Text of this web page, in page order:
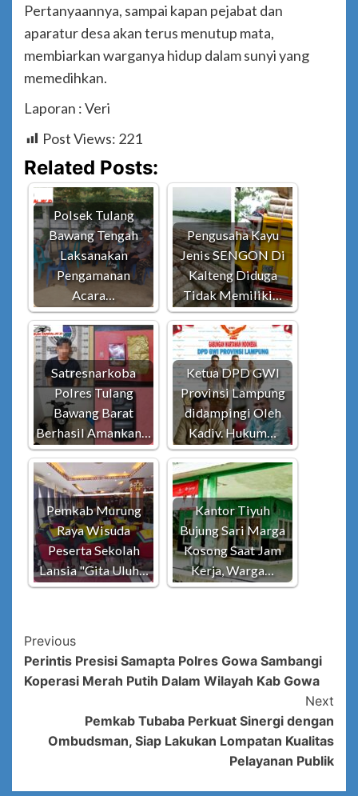
Pertanyaannya, sampai kapan pejabat dan
aparatur desa akan terus menutup mata,
membiarkan warganya hidup dalam sunyi yang
memedihkan.
Laporan : Veri
Post Views: 221
Related Posts:
Polsek Tulang
Bawang Tengah
Laksanakan
Pengamanan
Acara…
Pengusaha Kayu
Jenis SENGON Di
Kalteng Diduga
Tidak Memiliki…
Satresnarkoba
Polres Tulang
Bawang Barat
Berhasil Amankan…
Ketua DPD GWI
Provinsi Lampung
didampingi Oleh
Kadiv. Hukum…
Pemkab Murung
Raya Wisuda
Peserta Sekolah
Lansia "Gita Uluh…
Kantor Tiyuh
Bujung Sari Marga
Kosong Saat Jam
Kerja, Warga…
Post
Navigation
Previous
Perintis Presisi Samapta Polres Gowa Sambangi
Koperasi Merah Putih Dalam Wilayah Kab Gowa
Next
Pemkab Tubaba Perkuat Sinergi dengan
Ombudsman, Siap Lakukan Lompatan Kualitas
Pelayanan Publik